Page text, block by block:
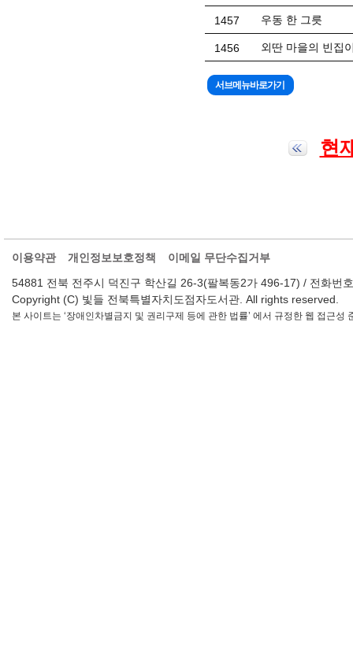
1457 우동 한 그릇
1456 외딴 마을의 빈집
현
이용약관 개인정보보호정책
이메일 무단수집거부
54881 전북 전주시 덕진구 학산길 26-3(팔복동2가 496-17) / 전화
Copyright (C) 빛들 전북특별자치도점자도서관. All rights reserved.
본 사이트는 ‘장애인차별금지 및 권리구제 등에 관한 법률’ 에서 규정한 웹 접근